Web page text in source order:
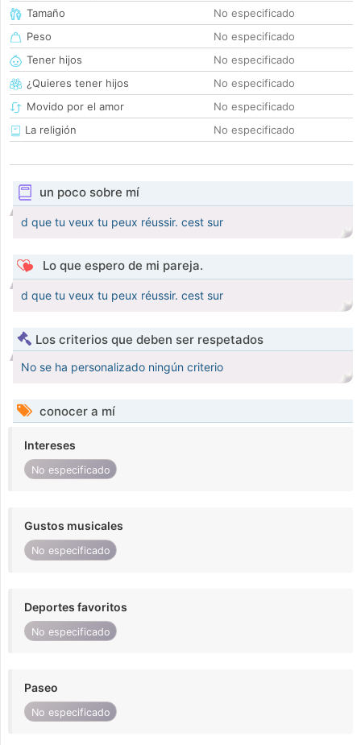
Tamaño
No especificado
Peso
No especificado
Tener hijos
No especificado
¿Quieres tener hijos
No especificado
Movido por el amor
No especificado
La religión
No especificado
un poco sobre mí
d que tu veux tu peux réussir. cest sur
Lo que espero de mi pareja.
d que tu veux tu peux réussir. cest sur
Los criterios que deben ser respetados
No se ha personalizado ningún criterio
conocer a mí
Intereses
No especificado
Gustos musicales
No especificado
Deportes favoritos
No especificado
Paseo
No especificado